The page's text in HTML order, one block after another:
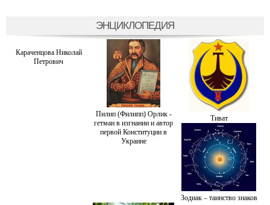
ЭНЦИКЛОПЕДИЯ
Караченцова Николай
Петрович
Пилип (Филипп) Орлик -
гетман в изгнании и автор
первой Конституции в
Украине
Тиват
Зодиак – таинство знаков